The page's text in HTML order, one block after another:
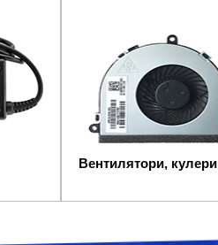
Вентилятори, кулери